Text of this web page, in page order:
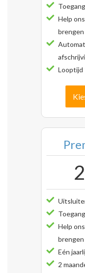
Help
brengen
Looptijd
Help
brengen
Eén
2